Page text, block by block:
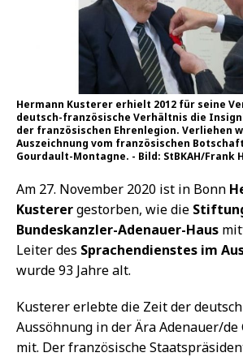
Hermann Kusterer erhielt 2012 für seine
deutsch-französische Verhältnis die
der französischen Ehrenlegion. Verliehen
Auszeichnung vom französischen
Gourdault-Montagne. - Bild: StBKAH/Frank
Am 27. November 2020 ist in Bonn
Kusterergestorben, wie die
Bundeskanzler-Adenauer-Haus
Leiter des Sprachendienstes im
wurde 93 Jahre alt.
Kusterer erlebte die Zeit der
Aussöhnung in der Ära Adenauer/
mit. Der französische